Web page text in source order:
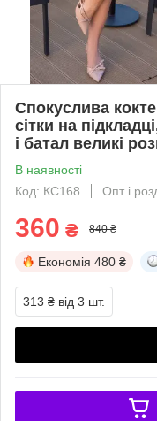
Спокуслива
сітки на
і батал великі
В наявності
Код: КС168
Опт і
360 ₴ 840 ₴
Економія 480 ₴
313 ₴ від 3 шт.